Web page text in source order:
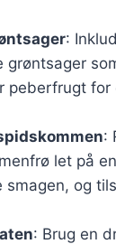
:
grøntsager
peberfrugt for
:
let på
smagen, og
: Brug en